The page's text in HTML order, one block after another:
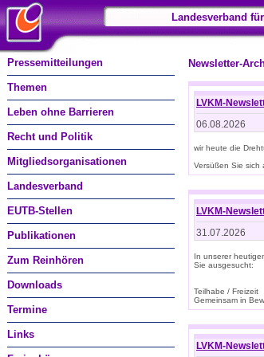
Landesverband
Pressemitteilungen
Themen
Leben ohne Barrieren
Recht und Politik
Mitgliedsorganisationen
Landesverband
EUTB-Stellen
Publikationen
Zum Reinhören
Downloads
Termine
Links
Newsletter-
LVKM-
06.08.2026
wir heute die
Versüßen Sie sich
LVKM-
31.07.2026
In unserer
Sie ausgesucht:
Teilhabe / Freizeit
Gemeinsam in
LVKM-